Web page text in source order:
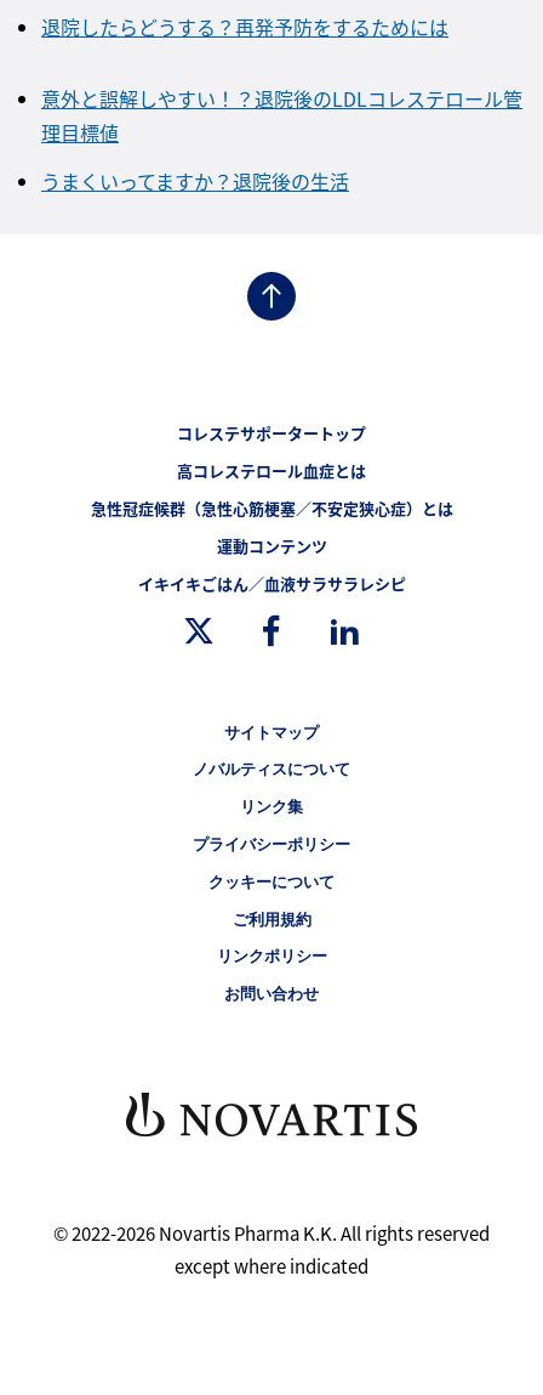
退院したらどうする？再発予防をするためには
意外と誤解しやすい！？退院後のLDLコレステロール管
理目標値
うまくいってますか？退院後の生活
コレステサポータートップ
高コレステロール血症とは
急性冠症候群（急性心筋梗塞／不安定狭心症）とは
運動コンテンツ
イキイキごはん／血液サラサラレシピ
サイトマップ
ノバルティスについて
リンク集
プライバシーポリシー
クッキーについて
ご利用規約
リンクポリシー
お問い合わせ
© 2022-2026 Novartis Pharma K.K. All rights reserved
except where indicated